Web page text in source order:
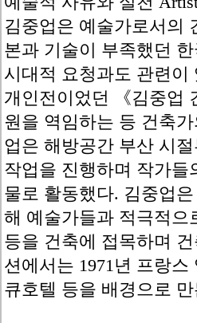
김중업은 예술가로서의
본과 기술이 부족했던
시대적 요청과도 관련
개인전이었던 《김중업
원을 역임하는 등 건축
업은 해방공간 부산 시
작업을 진행하며 작가
물로 활동했다. 김중업
해 예술가들과 적극적으
등을 건축에 접목하며
션에서는 1971년 프랑
큐호텔 등을 배경으로